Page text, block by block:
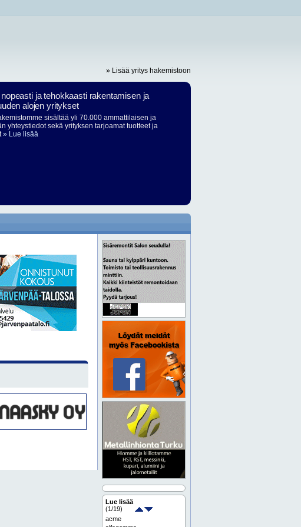
» Lisää yritys hakemistoon
ja tehokkaasti rakentamisen ja
alojen yritykset
sisältää yli 70.000 ammattilaisen ja
yhteystiedot sekä yrityksen tarjoamat tuotteet ja
» Lue lisää
Lue lisää
(1/19)
acme